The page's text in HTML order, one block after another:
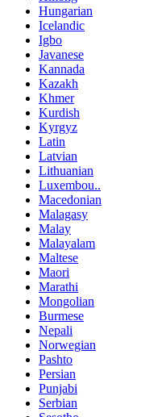
Hungarian
Icelandic
Igbo
Javanese
Kannada
Kazakh
Khmer
Kurdish
Kyrgyz
Latin
Latvian
Lithuanian
Luxembou..
Macedonian
Malagasy
Malay
Malayalam
Maltese
Maori
Marathi
Mongolian
Burmese
Nepali
Norwegian
Pashto
Persian
Punjabi
Serbian